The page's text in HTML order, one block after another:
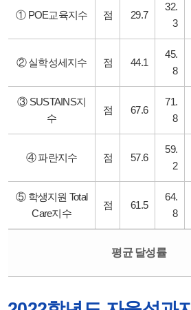
① POE교육지수 점 29.7
32.
3
② 실학성세지수 점 44.1
45.
8
③ SUSTAINS지
수
점 67.6
71.
8
④ 파란지수 점 57.6
59.
2
⑤ 학생지원 Total
Care지수
점 61.5
64.
8
평균 달성률